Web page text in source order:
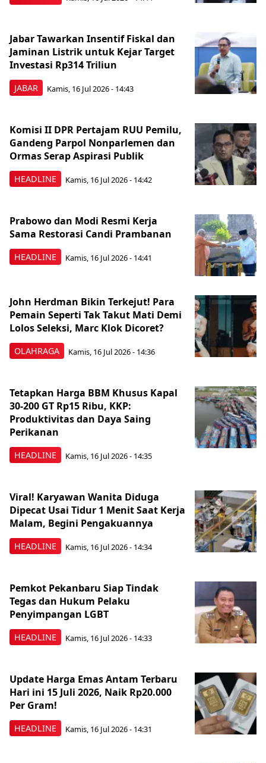
JABAR
Jabar Tawarkan Insentif Fiskal dan
Jaminan Listrik untuk Kejar Target
Investasi Rp314 Triliun
Kamis, 16 Jul 2026 - 14:43
HEADLINE
Komisi II DPR Pertajam RUU Pemilu,
Gandeng Parpol Nonparlemen dan
Ormas Serap Aspirasi Publik
Kamis, 16 Jul 2026 - 14:42
HEADLINE
Prabowo dan Modi Resmi Kerja
Sama Restorasi Candi Prambanan
Kamis, 16 Jul 2026 - 14:41
OLAHRAGA
John Herdman Bikin Terkejut! Para
Pemain Seperti Tak Takut Mati Demi
Lolos Seleksi, Marc Klok Dicoret?
Kamis, 16 Jul 2026 - 14:36
HEADLINE
Tetapkan Harga BBM Khusus Kapal
30-200 GT Rp15 Ribu, KKP:
Produktivitas dan Daya Saing
Perikanan
Kamis, 16 Jul 2026 - 14:35
HEADLINE
Viral! Karyawan Wanita Diduga
Dipecat Usai Tidur 1 Menit Saat Kerja
Malam, Begini Pengakuannya
Kamis, 16 Jul 2026 - 14:34
HEADLINE
Pemkot Pekanbaru Siap Tindak
Tegas dan Hukum Pelaku
Penyimpangan LGBT
Kamis, 16 Jul 2026 - 14:33
HEADLINE
Update Harga Emas Antam Terbaru
Hari ini 15 Juli 2026, Naik Rp20.000
Per Gram!
Kamis, 16 Jul 2026 - 14:31